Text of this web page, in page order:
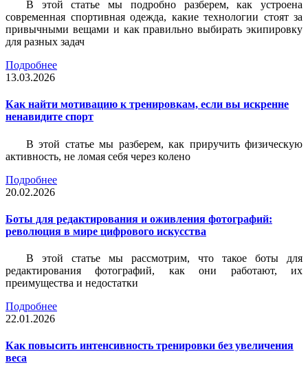
В этой статье мы подробно разберем, как устроена
современная спортивная одежда, какие технологии стоят за
привычными вещами и как правильно выбирать экипировку
для разных задач
Подробнее
13.03.2026
Как найти мотивацию к тренировкам, если вы искренне
ненавидите спорт
В этой статье мы разберем, как приручить физическую
активность, не ломая себя через колено
Подробнее
20.02.2026
Боты для редактирования и оживления фотографий:
революция в мире цифрового искусства
В этой статье мы рассмотрим, что такое боты для
редактирования фотографий, как они работают, их
преимущества и недостатки
Подробнее
22.01.2026
Как повысить интенсивность тренировки без увеличения
веса